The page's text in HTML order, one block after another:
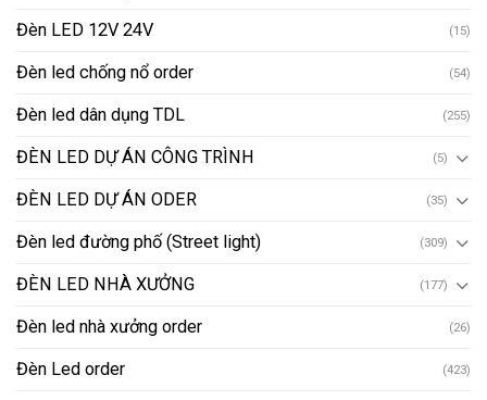
Đèn LED 12V 24V (15)
Đèn led chống nổ order (54)
Đèn led dân dụng TDL (255)
ĐÈN LED DỰ ÁN CÔNG TRÌNH (5)
ĐÈN LED DỰ ÁN ODER (35)
Đèn led đường phố (Street light) (309)
ĐÈN LED NHÀ XƯỞNG (177)
Đèn led nhà xưởng order (26)
Đèn Led order (423)